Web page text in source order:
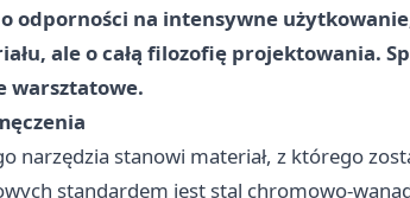
odporności na intensywne
ale o całą filozofię projektowania.
warsztatowe.
narzędzia stanowi materiał, z którego
standardem jest stal chromowo-